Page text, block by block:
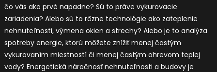
čo vás ako prvé napadne? Sú to práve vykurovacie
zariadenia? Alebo sú to rôzne technológie ako zateplenie
nehnuteľnosti, výmena okien a strechy? Alebo je to analýza
spotreby energie, ktorú môžete znížiť menej častým
vykurovaním miestností či menej častým ohrevom teplej
vody? Energetická náročnosť nehnuteľnosti a budovy je